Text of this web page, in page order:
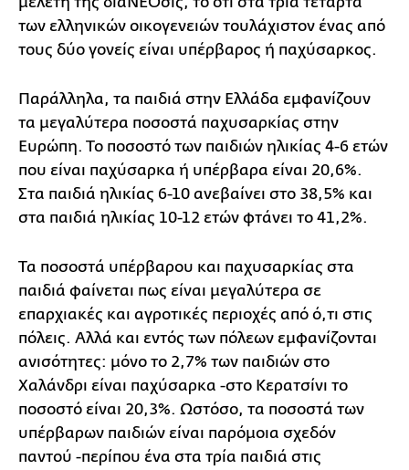
των ελληνικών οικογενειών τουλάχιστον ένας από
τους δύο γονείς είναι υπέρβαρος ή παχύσαρκος.
Παράλληλα, τα παιδιά στην Ελλάδα εμφανίζουν
τα μεγαλύτερα ποσοστά παχυσαρκίας στην
Ευρώπη. Το ποσοστό των παιδιών ηλικίας 4-6 ετών
που είναι παχύσαρκα ή υπέρβαρα είναι 20,6%.
Στα παιδιά ηλικίας 6-10 ανεβαίνει στο 38,5% και
στα παιδιά ηλικίας 10-12 ετών φτάνει το 41,2%.
Τα ποσοστά υπέρβαρου και παχυσαρκίας στα
παιδιά φαίνεται πως είναι μεγαλύτερα σε
επαρχιακές και αγροτικές περιοχές από ό,τι στις
πόλεις. Αλλά και εντός των πόλεων εμφανίζονται
ανισότητες: μόνο το 2,7% των παιδιών στο
Χαλάνδρι είναι παχύσαρκα -στο Κερατσίνι το
ποσοστό είναι 20,3%. Ωστόσο, τα ποσοστά των
υπέρβαρων παιδιών είναι παρόμοια σχεδόν
παντού -περίπου ένα στα τρία παιδιά στις